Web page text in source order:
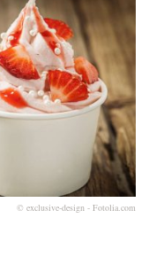
© exclusive-design - Fotolia.com